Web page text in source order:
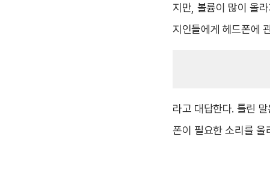
지만, 볼륨이 많이 올
지인들에게 헤드폰에
라고 대답한다. 틀린
폰이 필요한 소리를 울